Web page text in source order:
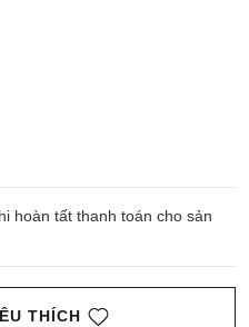
hoàn tất thanh toán cho sản
THÍCH